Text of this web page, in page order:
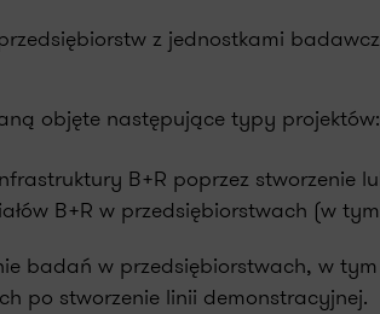
z jednostkami
objęte następujące typy projektów:
B+R poprzez stworzenie
B+R w przedsiębiorstwach (w
badań w przedsiębiorstwach, w
po stworzenie linii demonstracyjnej.